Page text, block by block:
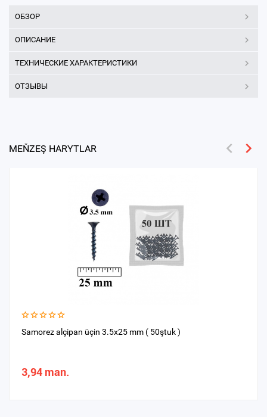
ОБЗОР
ОПИСАНИЕ
ТЕХНИЧЕСКИЕ ХАРАКТЕРИСТИКИ
ОТЗЫВЫ
MEŇZEŞ HARYTLAR
Samorez alçipan üçin 3.5x25 mm ( 50ştuk )
3,94 man.